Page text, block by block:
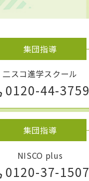
集団指導
二スコ進学スクール
0120-44-3759
集団指導
NISCO plus
0120-37-1507